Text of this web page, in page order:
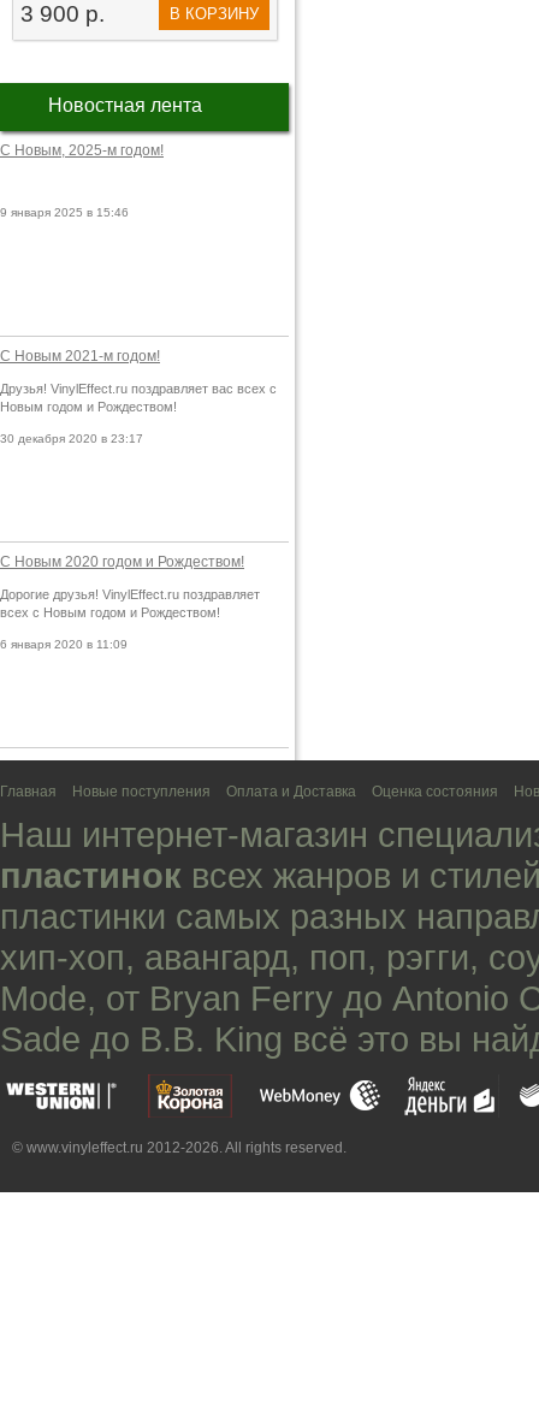
3 900 р. В КОРЗИНУ
Новостная лента
С Новым, 2025-м годом!
9 января 2025 в 15:46
С Новым 2021-м годом!
Друзья! VinylEffect.ru поздравляет вас всех с
Новым годом и Рождеством!
30 декабря 2020 в 23:17
С Новым 2020 годом и Рождеством!
Дорогие друзья! VinylEffect.ru поздравляет
всех с Новым годом и Рождеством!
6 января 2020 в 11:09
Главная Новые поступления Оплата и Доставка Оценка состояния
Наш интернет-магазин
пластинок всех жанров и
пластинки самых разных
хип-хоп, авангард, поп, рэгги,
Mode, от Bryan Ferry до Antonio
Sade до B.B. King всё это вы
© www.vinyleffect.ru 2012-2026. All rights reserved.